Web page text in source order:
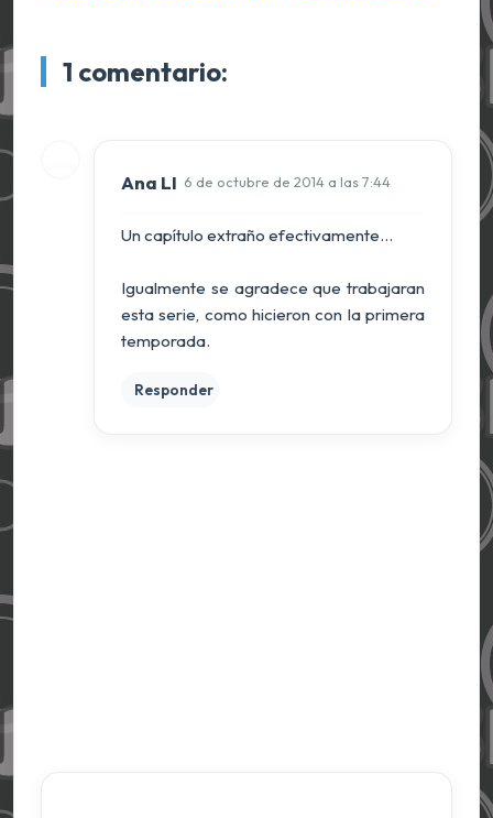
1 comentario:
Ana LI 6 de octubre de 2014 a las 7:44
Un capítulo extraño efectivamente...
Igualmente se agradece que trabajaran
esta serie, como hicieron con la primera
temporada.
Responder